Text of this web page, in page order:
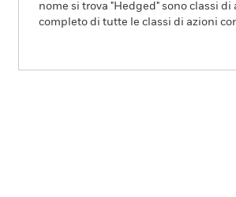
nome si trova "Hedged" sono classi
completo di tutte le classi di azioni